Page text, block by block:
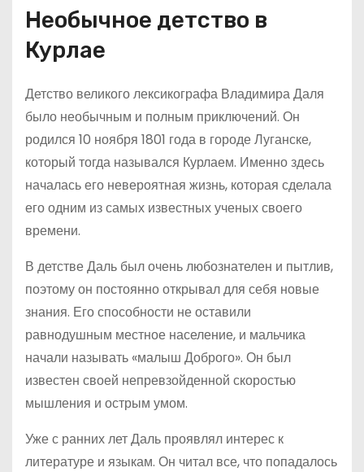
Необычное детство в
Курлае
Детство великого лексикографа Владимира Даля
было необычным и полным приключений. Он
родился 10 ноября 1801 года в городе Луганске,
который тогда назывался Курлаем. Именно здесь
началась его невероятная жизнь, которая сделала
его одним из самых известных ученых своего
времени.
В детстве Даль был очень любознателен и пытлив,
поэтому он постоянно открывал для себя новые
знания. Его способности не оставили
равнодушным местное население, и мальчика
начали называть «малыш Доброго». Он был
известен своей непревзойденной скоростью
мышления и острым умом.
Уже с ранних лет Даль проявлял интерес к
литературе и языкам. Он читал все, что попадалось